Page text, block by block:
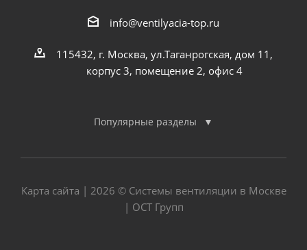
info@ventilyacia-top.ru
115432, г. Москва, ул.Таганрогская, дом 11,
корпус 3, помещение 2, офис 4
Популярные разделы
Карта сайта | 2026 © Системы вентиляции в Москве
| ОСТ Групп